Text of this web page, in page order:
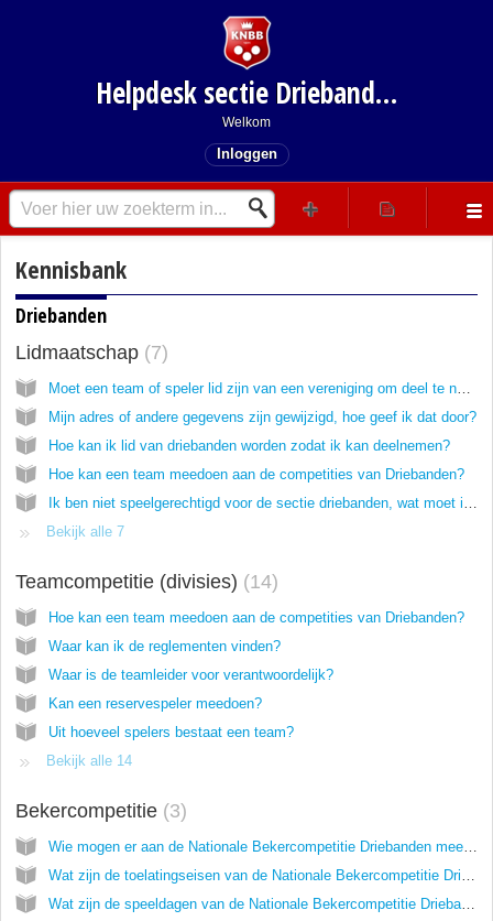
Helpdesk sectie Driebanden
Welkom
Inloggen
Kennisbank
Driebanden
Lidmaatschap 7
Mijn adres of andere gegevens zijn gewijzigd, hoe geef ik dat door?
Hoe kan ik lid van driebanden worden zodat ik kan deelnemen?
Hoe kan een team meedoen aan de competities van Driebanden?
Bekijk alle 7
Teamcompetitie (divisies) 14
Hoe kan een team meedoen aan de competities van Driebanden?
Waar kan ik de reglementen vinden?
Waar is de teamleider voor verantwoordelijk?
Kan een reservespeler meedoen?
Uit hoeveel spelers bestaat een team?
Bekijk alle 14
Bekercompetitie 3